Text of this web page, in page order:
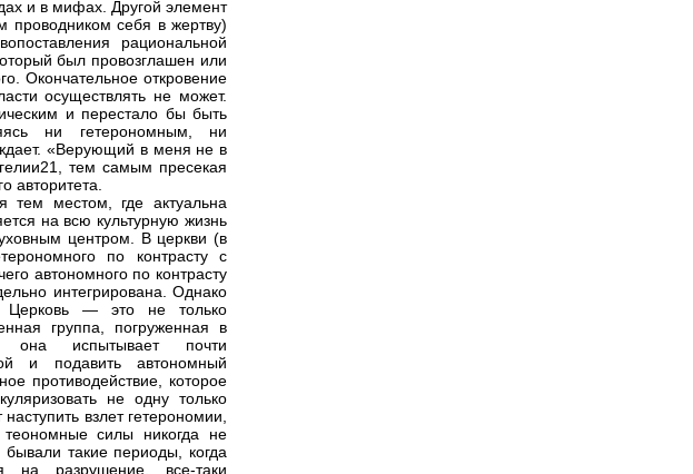
и в мифах. Другой элемент
проводником себя в жертву)
рациональной
был провозглашен или
Окончательное откровение
осуществлять не может.
и перестало бы быть
ни гетерономным, ни
«Верующий в меня не в
тем самым пресекая
авторитета.
тем местом, где актуальна
на всю культурную жизнь
центром. В церкви (в
по контрасту с
автономного по контрасту
интегрирована. Однако
Церковь — это не только
группа, погруженная в
она испытывает почти
и подавить автономный
противодействие, которое
не одну только
взлет гетерономии,
силы никогда не
такие периоды, когда
на разрушение, все-таки